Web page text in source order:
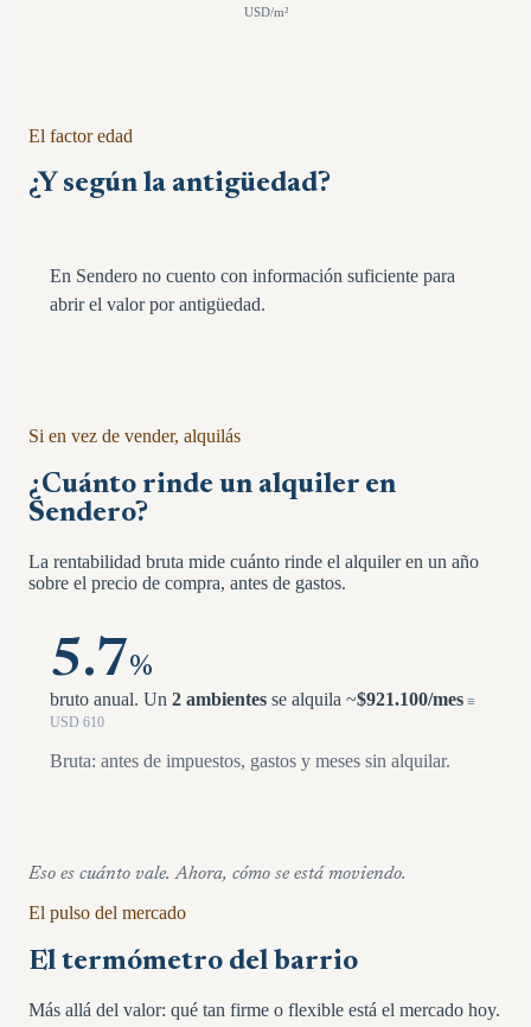
USD/m²
El factor edad
¿Y según la antigüedad?
En Sendero no cuento con información suficiente para
abrir el valor por antigüedad.
Si en vez de vender, alquilás
¿Cuánto rinde un alquiler en
Sendero?
La rentabilidad bruta mide cuánto rinde el alquiler en un año
sobre el precio de compra, antes de gastos.
5.7%
bruto anual. Un 2 ambientes se alquila ~$921.100/mes ≡
USD 610
Bruta: antes de impuestos, gastos y meses sin alquilar.
Eso es cuánto vale. Ahora, cómo se está moviendo.
El pulso del mercado
El termómetro del barrio
Más allá del valor: qué tan firme o flexible está el mercado hoy.